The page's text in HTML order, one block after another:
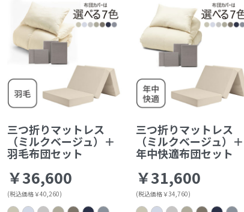
三つ折りマットレス
（ミルクベージュ）＋
羽毛布団セット
￥36,600
(税込価格￥40,260)
三つ折りマットレス
（ミルクベージュ）＋
年中快適布団セット
￥31,600
(税込価格￥34,760)